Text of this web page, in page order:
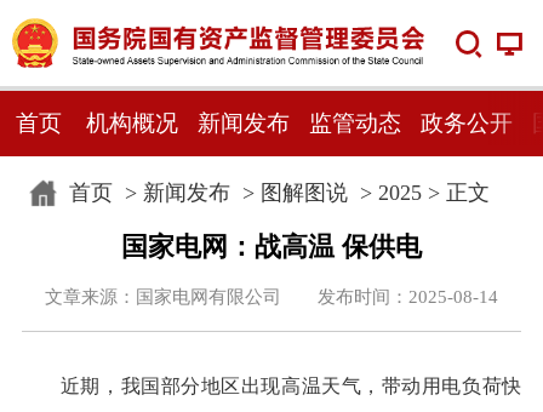
首页 机构概况 新闻发布 监管动态 政务公开
首页> 新闻发布> 图解图说> 2025> 正文
国家电网：战高温 保供电
文章来源：国家电网有限公司 发布时间：2025-08-14
近期，我国部分地区出现高温天气，带动用电负荷快